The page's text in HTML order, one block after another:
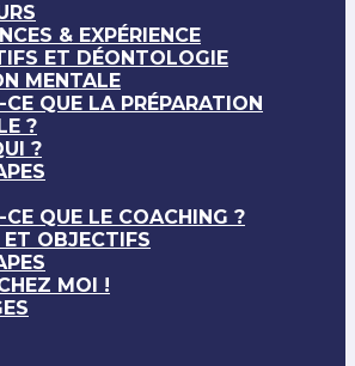
& EXPÉRIENCE
ET DÉONTOLOGIE
MENTALE
CE QUE LA PRÉPARATION
?
?
CE QUE LE COACHING ?
OBJECTIFS
MOI !